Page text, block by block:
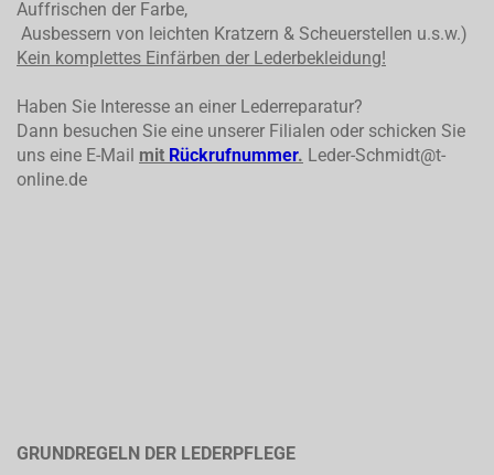
Auffrischen der Farbe,
Ausbessern von leichten Kratzern & Scheuerstellen u.s.w.)
Kein komplettes Einfärben der Lederbekleidung!
Haben Sie Interesse an einer Lederreparatur?
Dann besuchen Sie eine unserer Filialen oder schicken Sie
uns eine E-Mail mit Rückrufnummer. Leder-Schmidt@t-
online.de
GRUNDREGELN DER LEDERPFLEGE